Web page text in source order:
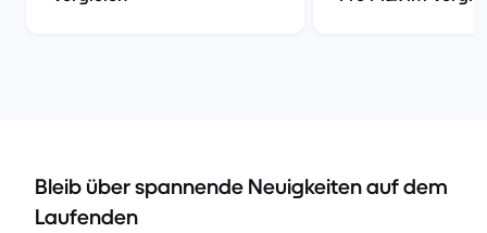
Bleib über spannende Neuigkeiten auf dem
Laufenden